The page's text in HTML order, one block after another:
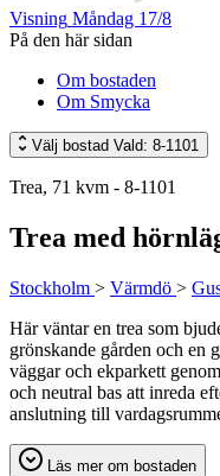
Visning Måndag 17/8
På den här sidan
Om bostaden
Om Smycka
Välj bostad Vald: 8-1101
Trea, 71 kvm - 8-1101
Trea med
Stockholm > Värmdö >
Här väntar en trea som
grönskande gården och en
väggar och ekparkett
och neutral bas att inreda
anslutning till
Läs mer om bostaden